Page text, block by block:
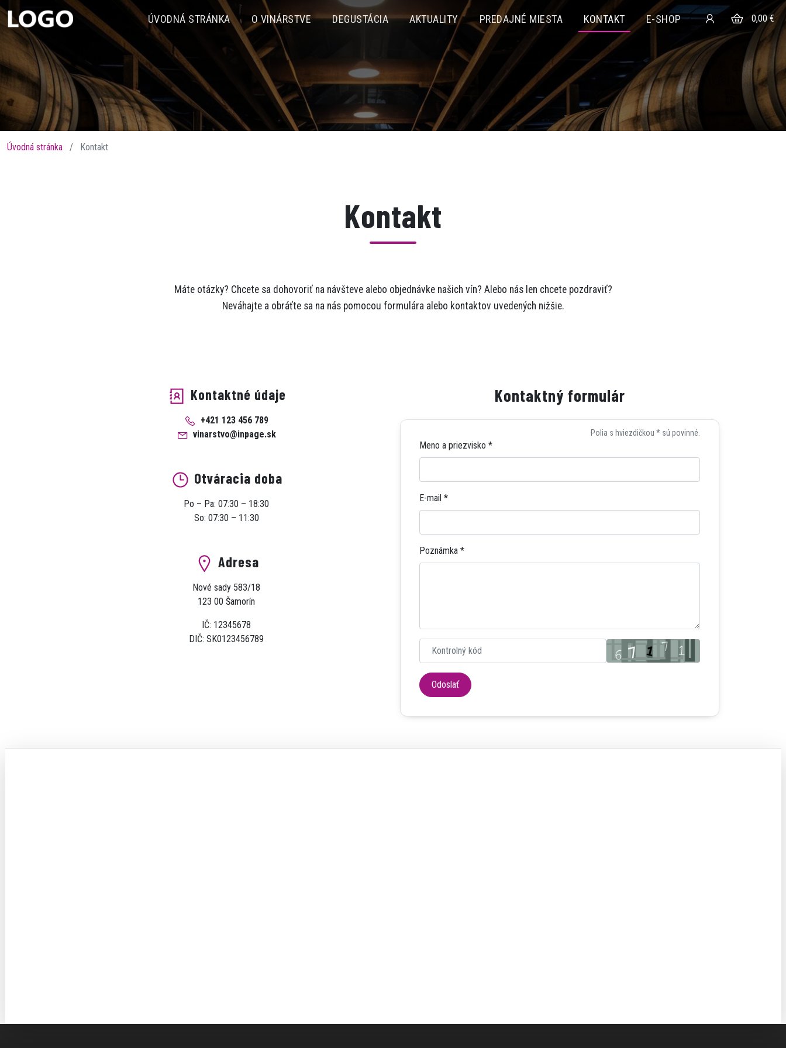
ÚVODNÁ STRÁNKA O VINÁRSTVE DEGUSTÁCIA AKTUALITY PREDAJNÉ MIESTA KONTAKT E-SHOP 0,00 €
Rodinné vinárstvo Šamorín
E-SHOP
Úvodná stránka Kontakt
Kontakt
Máte otázky? Chcete sa dohovoriť na návšteve alebo objednávke našich vín? Alebo nás len chcete pozdraviť?
Neváhajte a obráťte sa na nás pomocou formulára alebo kontaktov uvedených nižšie.
Kontaktné údaje
+421 123 456 789
vinarstvo@inpage.sk
Otváracia doba
Po – Pa: 07:30 – 18:30
So: 07:30 – 11:30
Adresa
Nové sady 583/18
123 00 Šamorín
IČ: 12345678
DIČ: SK0123456789
Kontaktný formulár
Polia s hviezdičkou * sú povinné.
Meno a priezvisko *
E-mail *
Poznámka *
Odoslať